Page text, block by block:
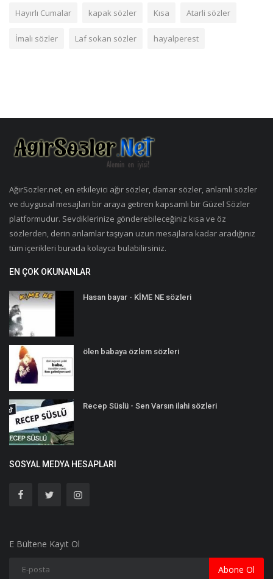
Hayırlı Cumalar kapak sözler Kısa Atarli sözler
İmalı sözler Laf sokan sözler hayalperest
AğırSozler.net, en etkileyici ağır sözler, damar sözler, anlamlı sözler
ve duygusal mesajları bir araya getiren kapsamlı bir Güzel Sözler
platformudur. Sevdiklerinize gönderebileceğiniz kısa ve öz
sözlerden, derin anlamlar taşıyan uzun mesajlara kadar aradığınız
tüm içerikleri burada kolayca bulabilirsiniz.
EN ÇOK OKUNANLAR
Hasan bayar - KİME NE sözleri
ölen babaya özlem sözleri
Recep Süslü - Sen Varsın ilahi sözleri
SOSYAL MEDYA HESAPLARI
E Bültene Kayıt Ol
Abone Ol